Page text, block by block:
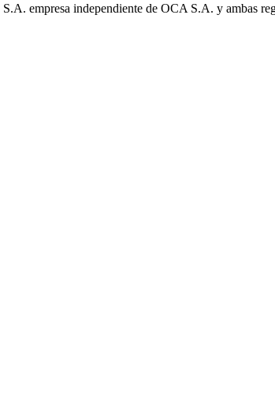
empresa independiente de OCA S.A. y ambas